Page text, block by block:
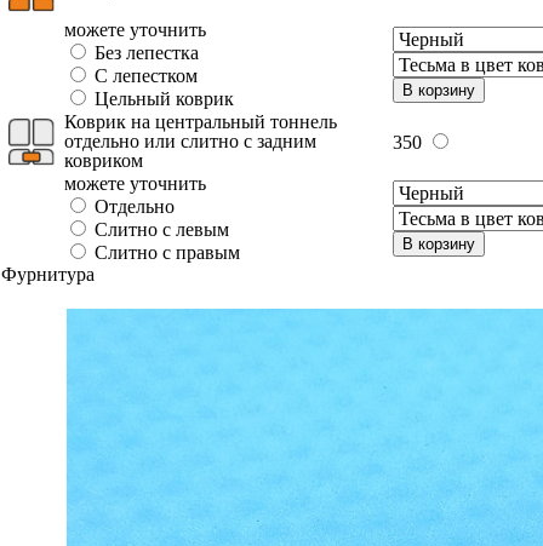
можете уточнить
Без лепестка
С лепестком
Цельный коврик
В корзину
Коврик на центральный тоннель
отдельно или слитно с задним
ковриком
350
можете уточнить
Отдельно
Слитно с левым
Слитно с правым
В корзину
Фурнитура